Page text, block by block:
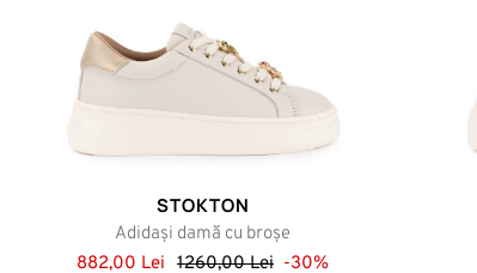
STOKTON
Adidași damă cu broșe
882,00 Lei 1260,00 Lei -30%